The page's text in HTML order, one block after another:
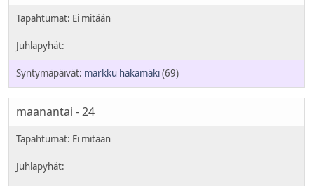
markku hakamäki(69)
maanantai - 24